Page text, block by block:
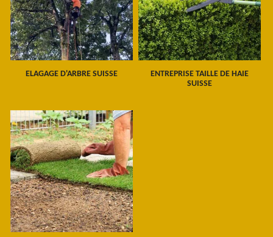
ELAGAGE D'ARBRE SUISSE
ENTREPRISE TAILLE DE HAIE
SUISSE